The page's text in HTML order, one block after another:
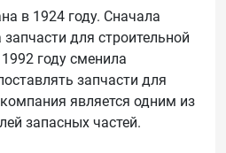
в 1924 году. Сначала
для строительной
году сменила
запчасти для
является одним из
запасных частей.